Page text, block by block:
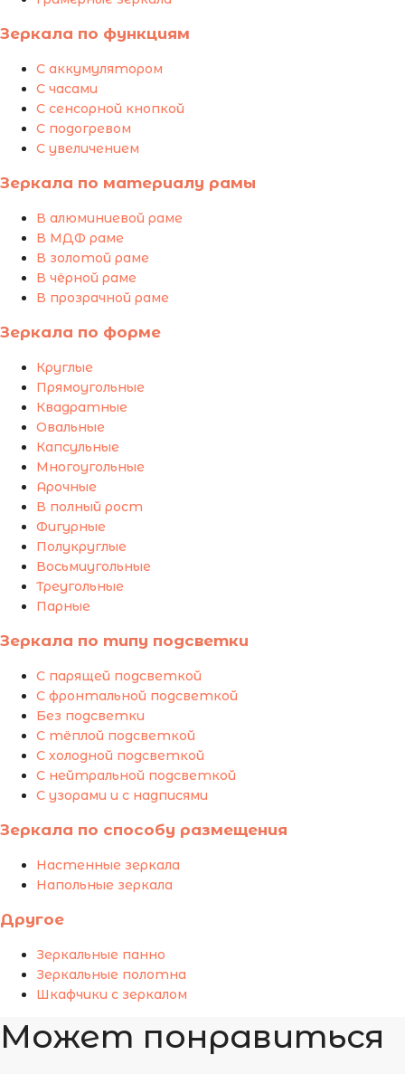
Зеркала по функциям
С аккумулятором
С часами
С сенсорной кнопкой
С подогревом
С увеличением
Зеркала по материалу рамы
В алюминиевой раме
В МДФ раме
В золотой раме
В чёрной раме
В прозрачной раме
Зеркала по форме
Круглые
Прямоугольные
Квадратные
Овальные
Капсульные
Многоугольные
Арочные
В полный рост
Фигурные
Полукруглые
Восьмиугольные
Треугольные
Парные
Зеркала по типу подсветки
С парящей подсветкой
С фронтальной подсветкой
Без подсветки
С тёплой подсветкой
С холодной подсветкой
С нейтральной подсветкой
С узорами и с надписями
Зеркала по способу размещения
Настенные зеркала
Напольные зеркала
Другое
Зеркальные панно
Зеркальные полотна
Шкафчики с зеркалом
Может понравиться